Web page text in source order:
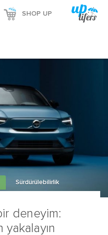
SHOP UP
deneyim:
Sürdürülebilirlik